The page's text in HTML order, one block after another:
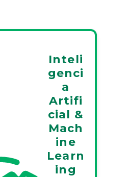
Inteli
genci
a
Artifi
cial &
Mach
ine
Learn
ing